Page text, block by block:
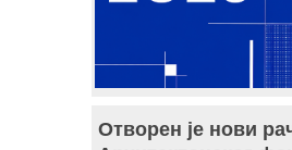
Отворен је нови